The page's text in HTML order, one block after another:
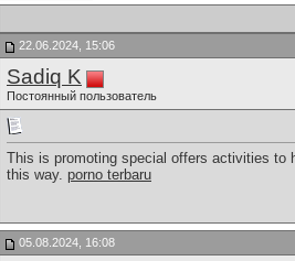
22.06.2024, 15:06
Sadiq K
Постоянный пользователь
This is promoting special offers activities to
this way. porno terbaru
05.08.2024, 16:08